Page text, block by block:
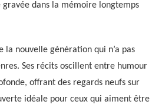
dans la mémoire longtemps
la nouvelle génération qui n’a pas
Ses récits oscillent entre humour
offrant des regards neufs sur
idéale pour ceux qui aiment être